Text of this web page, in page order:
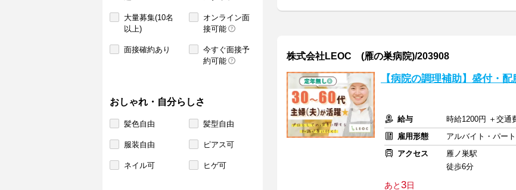
大量募集(10名
以上)
オンライン面
接可能
面接確約あり
今すぐ面接予
約可能
おしゃれ・自分らしさ
髪色自由 髪型自由
服装自由 ピアス可
ネイル可 ヒゲ可
株式会社LEOC (雁の巣病院)/203908
【病院の調理補助】盛付・
給与
時給1200円 ＋交通
雇用形態
アルバイト・パート
アクセス
雁ノ巣駅
徒歩6分
あと3日